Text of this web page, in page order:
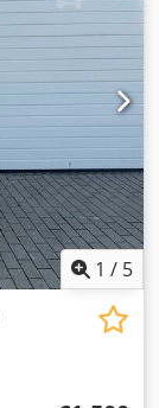
1 / 5